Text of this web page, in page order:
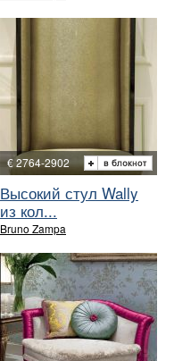
€ 2764-2902
Высокий стул Wally
из кол...
Bruno Zampa